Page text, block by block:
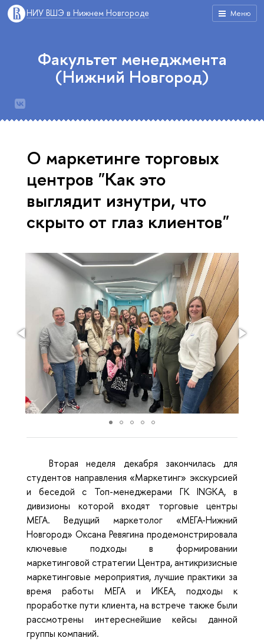
Меню
НИУ ВШЭ в Нижнем Новгороде
Факультет менеджмента
(Нижний Новгород)
О маркетинге торговых
центров "Как это
выглядит изнутри, что
скрыто от глаз клиентов"
Вторая неделя декабря закончилась для
студентов направления «Маркетинг» экскурсией
и беседой с Топ-менеджерами ГК INGKA, в
дивизионы которой входят торговые центры
МЕГА. Ведущий маркетолог «МЕГА-Нижний
Новгород» Оксана Ревягина продемонстрировала
ключевые подходы в формировании
маркетинговой стратегии Центра, антикризисные
маркетинговые мероприятия, лучшие практики за
время работы МЕГА и ИКЕА, подходы к
проработке пути клиента, на встрече также были
рассмотрены интереснейшие кейсы данной
группы компаний.